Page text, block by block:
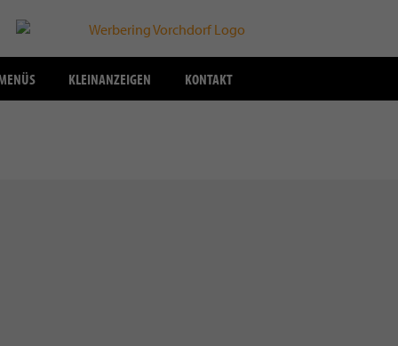
KLEINANZEIGEN KONTAKT